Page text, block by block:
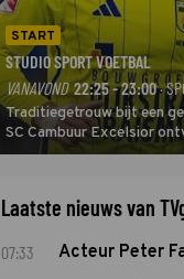
START
STUDIO SPORT VOETBAL
VANAVOND 22:25 - 23:00·
Traditiegetrouw bijt een
SC Cambuur Excelsior
De nieuwe oefenmeester
Laatste nieuws van
07:33 Acteur Peter